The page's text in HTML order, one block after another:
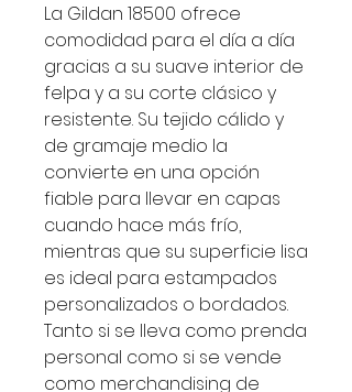
La Gildan 18500 ofrece
comodidad para el día a día
gracias a su suave interior de
felpa y a su corte clásico y
resistente. Su tejido cálido y
de gramaje medio la
convierte en una opción
fiable para llevar en capas
cuando hace más frío,
mientras que su superficie lisa
es ideal para estampados
personalizados o bordados.
Tanto si se lleva como prenda
personal como si se vende
como merchandising de